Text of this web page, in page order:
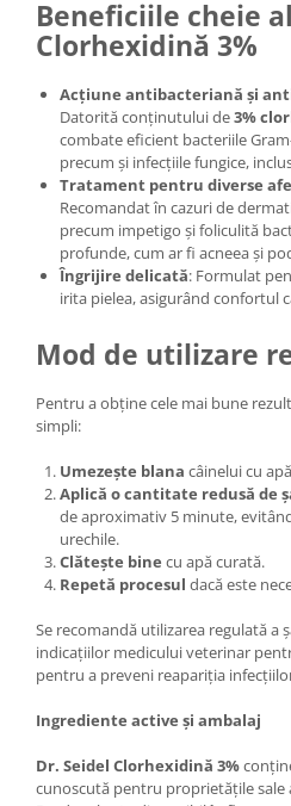
Beneficiile cheie
Clorhexidină 3%
Acțiune antibacteriană și
Datorită conținutului de3%
combate eficient bacteriile
precum și infecțiile fungice,
Tratament pentru diverse
Recomandat în cazuri de
precum impetigo și foliculită
profunde, cum ar fi acneea și
Îngrijire delicată: Formulat
irita pielea, asigurând confortul
Mod de utilizare
Pentru a obține cele mai bune
simpli:
Umezește blana câinelui cu
Aplică o cantitate redusă de
de aproximativ 5 minute,
urechile.
Clătește bine cu apă curată.
Repetă procesul dacă este
Se recomandă utilizarea regulată a
indicațiilor medicului veterinar
pentru a preveni reapariția
Ingrediente active și ambalaj
Dr. Seidel Clorhexidină 3%
cunoscută pentru proprietățile sale